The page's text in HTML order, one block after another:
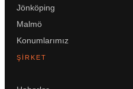
Jönköping
Malmö
Konumlarımız
ŞIRKET